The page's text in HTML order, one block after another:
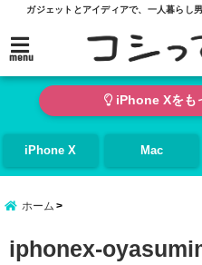
ガジェットとアイディアで、一人暮らし
menu
iPhone Xをも
iPhone X Mac
ホーム
iphonex-